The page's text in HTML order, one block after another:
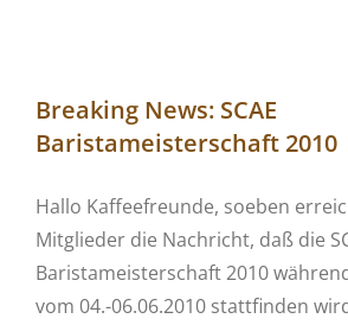
Breaking News: SCAE
Baristameisterschaft 2010
Hallo Kaffeefreunde, soeben
Mitglieder die Nachricht, daß die
Baristameisterschaft 2010
vom 04.-06.06.2010 stattfinden